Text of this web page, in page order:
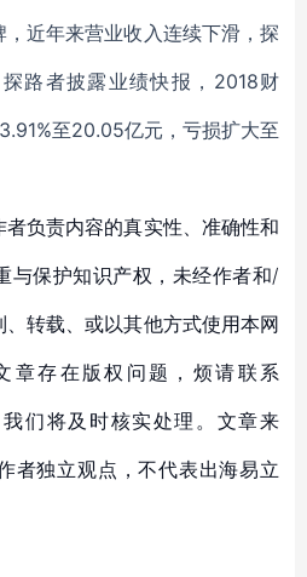
近年来营业收入连续下滑，探
路者披露业绩快报，2018财
至20.05亿元，亏损扩大至
负责内容的真实性、准确性和
与保护知识产权，未经作者和/
转载、或以其他方式使用本网
章存在版权问题，烦请联系
们将及时核实处理。文章来
者独立观点，不代表出海易立